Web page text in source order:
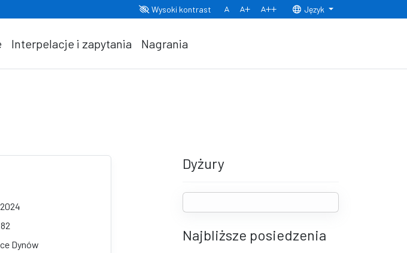
Wysoki kontrast
Normalny rozmiar czcionki
Rozmiar czcionki 150% Rozmiar czcionki 200%
Język
Interpelacje i zapytania Nagrania
Dynów
Dyżury
Najbliższe posiedzenia